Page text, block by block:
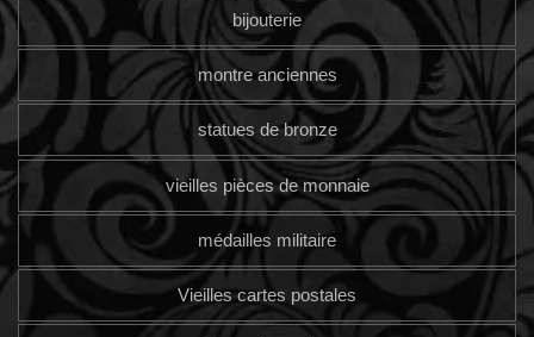
bijouterie
montre anciennes
statues de bronze
vieilles pièces de monnaie
médailles militaire
Vieilles cartes postales